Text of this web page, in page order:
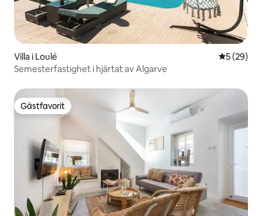
Villa i Loulé 5 av 5 i
5 (29)
Semesterfastighet i hjärtat av Algarve
Gästfavorit
Gästfavorit